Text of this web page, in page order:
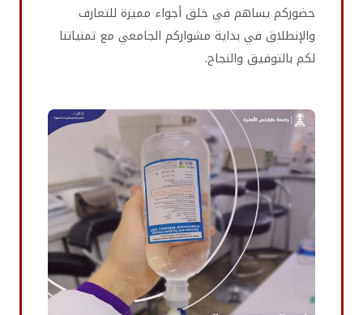
حضوركم يساهم في خلق أجواء مميزة للتعارف
والإنطلاق في بداية مشواركم الجامعي مع تمنياتنا
لكم بالتوفيق والنجاح.